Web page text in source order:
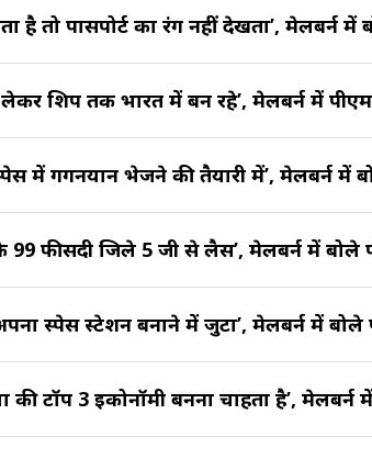
है तो पासपोर्ट का रंग नहीं देखता’, मेलबर्न में
शिप तक भारत में बन रहे’, मेलबर्न में
में गगनयान भेजने की तैयारी में’, मेलबर्न में
99 फीसदी जिले 5 जी से लैस’, मेलबर्न में बोले
स्पेस स्टेशन बनाने में जुटा’, मेलबर्न में बोले
की टॉप 3 इकोनॉमी बनना चाहता है’, मेलबर्न